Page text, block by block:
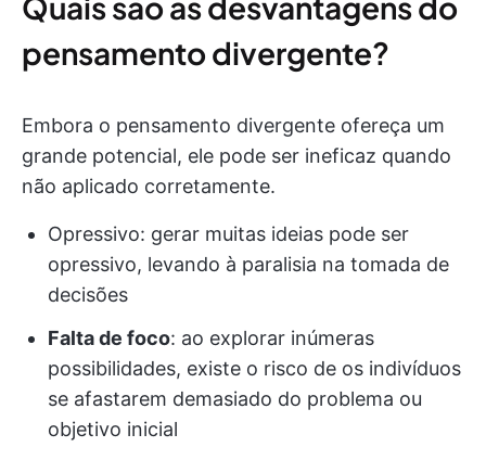
pensamento divergente?
Embora o pensamento divergente ofereça um
grande potencial, ele pode ser ineficaz quando
não aplicado corretamente.
Opressivo: gerar muitas ideias pode ser
opressivo, levando à paralisia na tomada de
decisões
Falta de foco: ao explorar inúmeras
possibilidades, existe o risco de os indivíduos
se afastarem demasiado do problema ou
objetivo inicial